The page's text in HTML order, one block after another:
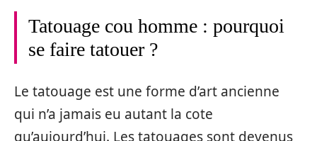
Tatouage cou homme : pourquoi
se faire tatouer ?
Le tatouage est une forme d’art ancienne
qui n’a jamais eu autant la cote
qu’aujourd’hui. Les tatouages sont devenus